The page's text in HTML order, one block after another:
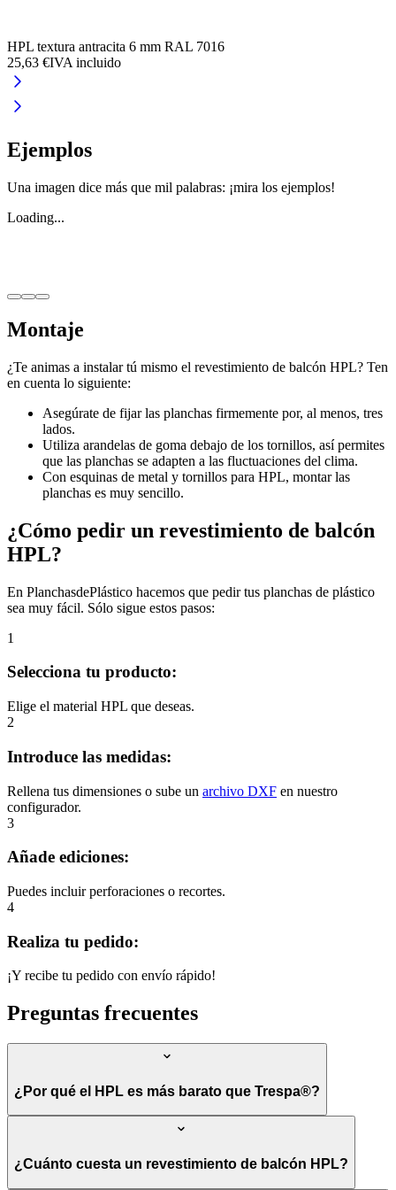
HPL textura antracita 6 mm RAL 7016
25,63 €IVA incluido
Ejemplos
Una imagen dice más que mil palabras: ¡mira los ejemplos!
Loading...
Montaje
¿Te animas a instalar tú mismo el revestimiento de balcón HPL? Ten
en cuenta lo siguiente:
Asegúrate de fijar las planchas firmemente por, al menos, tres
lados.
Utiliza arandelas de goma debajo de los tornillos, así permites
que las planchas se adapten a las fluctuaciones del clima.
Con esquinas de metal y tornillos para HPL, montar las
planchas es muy sencillo.
¿Cómo pedir un revestimiento de balcón
HPL?
En PlanchasdePlástico hacemos que pedir tus planchas de plástico
sea muy fácil. Sólo sigue estos pasos:
1
Selecciona tu producto:
Elige el material HPL que deseas.
2
Introduce las medidas:
Rellena tus dimensiones o sube un archivo DXF en nuestro
configurador.
3
Añade ediciones:
Puedes incluir perforaciones o recortes.
4
Realiza tu pedido:
¡Y recibe tu pedido con envío rápido!
Preguntas frecuentes
¿Por qué el HPL es más barato que Trespa®?
¿Cuánto cuesta un revestimiento de balcón HPL?